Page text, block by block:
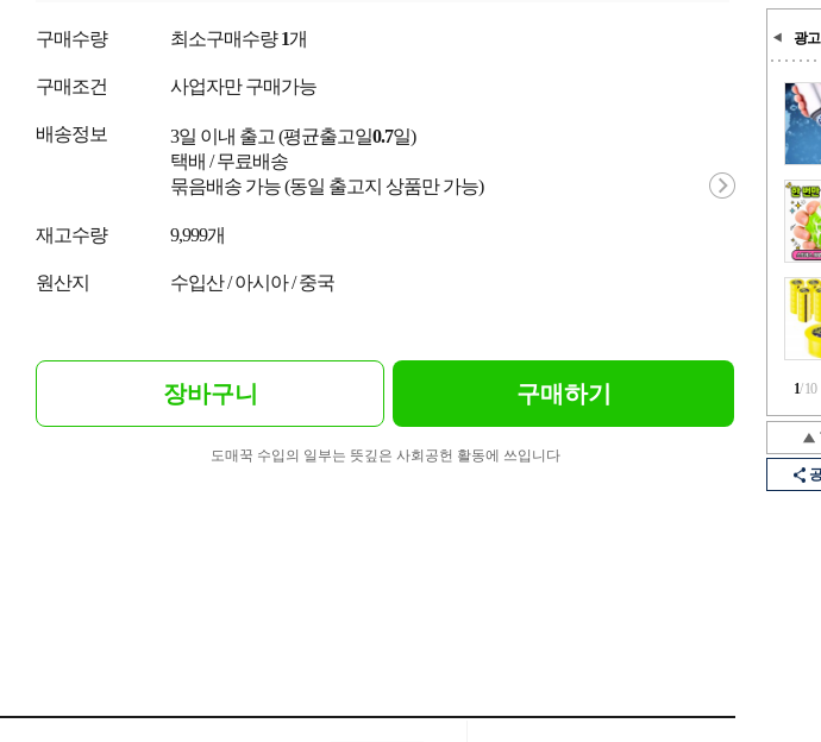
광고
1/10
구매수량 최소구매수량1개
구매조건 사업자만 구매가능
배송정보 3일 이내 출고 (평균출고일0.7일)
택배 / 무료배송
묶음배송 가능 (동일 출고지 상품만 가능)
재고수량 9,999개
원산지 수입산 / 아시아 / 중국
장바구니 구매하기
도매꾹 수입의 일부는 뜻깊은 사회공헌 활동에 쓰입니다